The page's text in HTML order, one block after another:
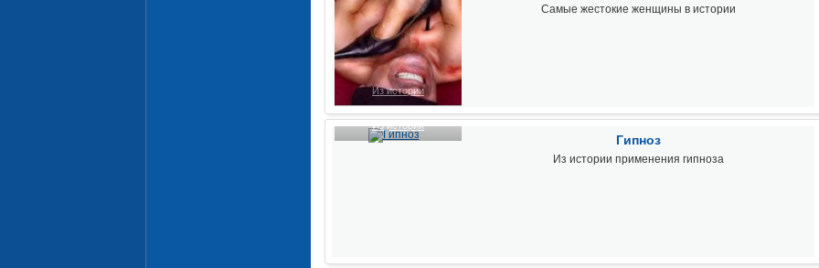
Из истории
Самые жестокие женщины в истории
Из истории
Гипноз
Из истории применения гипноза